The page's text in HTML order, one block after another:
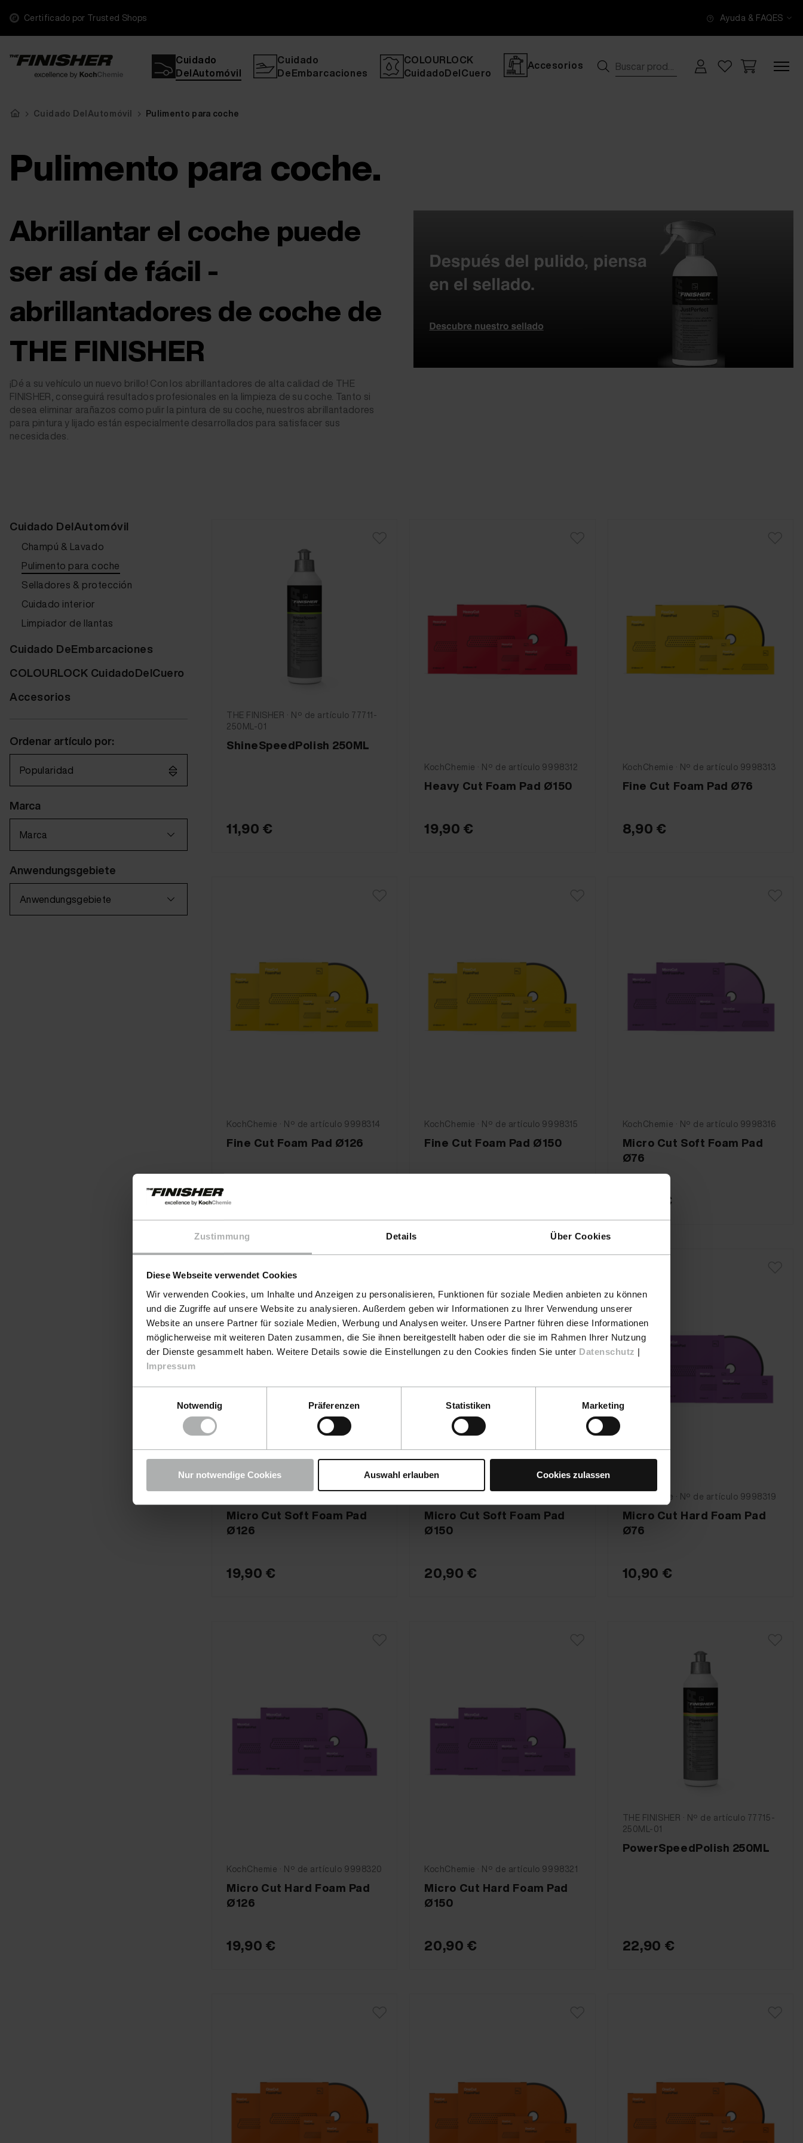
Zustimmung Details Über Cookies
Diese Webseite verwendet Cookies
Wir verwenden Cookies, um Inhalte und Anzeigen zu personalisieren, Funktionen für soziale Medien anbieten zu können
und die Zugriffe auf unsere Website zu analysieren. Außerdem geben wir Informationen zu Ihrer Verwendung unserer
Website an unsere Partner für soziale Medien, Werbung und Analysen weiter. Unsere Partner führen diese Informationen
möglicherweise mit weiteren Daten zusammen, die Sie ihnen bereitgestellt haben oder die sie im Rahmen Ihrer Nutzung
der Dienste gesammelt haben. Weitere Details sowie die Einstellungen zu den Cookies finden Sie unter Datenschutz |
Impressum
Notwendig
Präferenzen Statistiken Marketing
Nur notwendige Cookies Auswahl erlauben Cookies zulassen
Certificado por Trusted Shops Ayuda & FAQES
Cuidado
DelAutomóvil
Cuidado
DeEmbarcaciones
COLOURLOCK
CuidadoDelCuero
Accesorios
Cuidado DelAutomóvil Pulimento para coche
Pulimento para coche.
Abrillantar el coche puede
ser así de fácil -
abrillantadores de coche de
THE FINISHER
¡Dé a su vehículo un nuevo brillo! Con los abrillantadores de alta calidad de THE
FINISHER, conseguirá resultados profesionales en la limpieza de su coche. Tanto si
desea eliminar arañazos como pulir la pintura de su coche, nuestros abrillantadores
para pintura y lijado están especialmente desarrollados para satisfacer sus
necesidades.
Cuidado DelAutomóvil
Champú & Lavado
Pulimento para coche
Selladores & protección
Cuidado interior
Limpiador de llantas
Cuidado DeEmbarcaciones
COLOURLOCK CuidadoDelCuero
Accesorios
Ordenar artículo por:
Popularidad
Marca
Marca
Anwendungsgebiete
Anwendungsgebiete
THE FINISHER · Nº de artículo 77711-
250ML-01
ShineSpeedPolish 250ML
11,90 €
KochChemie · Nº de artículo 9998312
Heavy Cut Foam Pad Ø150
19,90 €
KochChemie · Nº de artículo 9998313
Fine Cut Foam Pad Ø76
8,90 €
KochChemie · Nº de artículo 9998314
Fine Cut Foam Pad Ø126
14,90 €
KochChemie · Nº de artículo 9998315
Fine Cut Foam Pad Ø150
KochChemie · Nº de artículo 9998316
Micro Cut Soft Foam Pad
Ø76
10,90 €
Micro Cut Soft Foam Pad
Ø126
19,90 €
Micro Cut Soft Foam Pad
Ø150
20,90 €
KochChemie · Nº de artículo 9998319
Micro Cut Hard Foam Pad
Ø76
10,90 €
KochChemie · Nº de artículo 9998320
Micro Cut Hard Foam Pad
Ø126
19,90 €
KochChemie · Nº de artículo 9998321
Micro Cut Hard Foam Pad
Ø150
20,90 €
THE FINISHER · Nº de artículo 77715-
250ML-01
PowerSpeedPolish 250ML
22,90 €